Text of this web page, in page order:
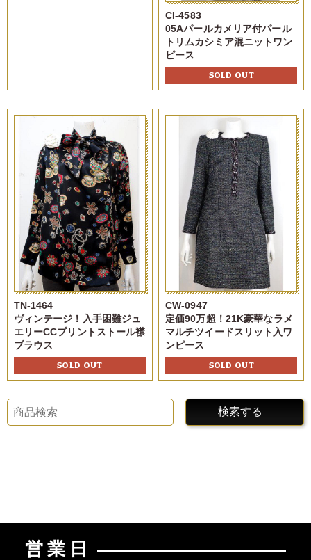
CI-4583
05Aパールカメリア付パール
トリムカシミア混ニットワン
ピース
SOLD OUT
TN-1464
ヴィンテージ！入手困難ジュ
エリーCCプリントストール襟
ブラウス
SOLD OUT
CW-0947
定価90万超！21K豪華なラメ
マルチツイードスリット入ワ
ンピース
SOLD OUT
検索する
営業日